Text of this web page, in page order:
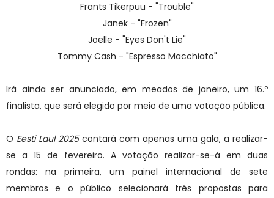
Frants Tikerpuu - "Trouble"
Janek - "Frozen"
Joelle - "Eyes Don't Lie"
Tommy Cash - "Espresso Macchiato"
Irá ainda ser anunciado, em meados de janeiro, um 16.º
finalista, que será elegido por meio de uma votação pública.
O Eesti Laul 2025contará com apenas uma gala, a realizar-
se a 15 de fevereiro. A votação realizar-se-á em duas
rondas: na primeira, um painel internacional de sete
membros e o público selecionará três propostas para